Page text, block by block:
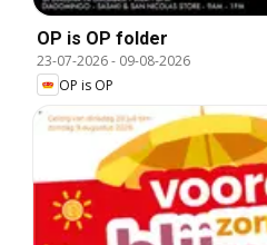
OP is OP folder
23-07-2026- 09-08-2026
OP is OP